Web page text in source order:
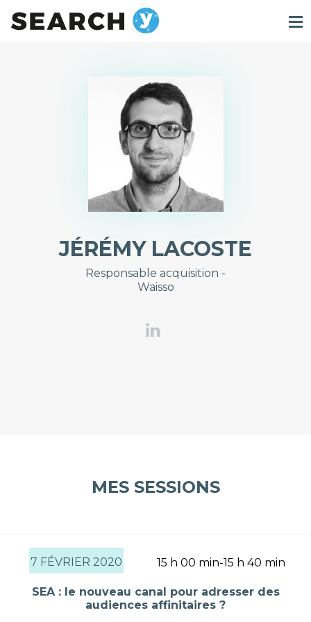
JÉRÉMY LACOSTE
Responsable acquisition -
Waisso
MES SESSIONS
7 FÉVRIER 2020 15 h 00 min-15 h 40 min
SEA : le nouveau canal pour adresser des
audiences affinitaires ?